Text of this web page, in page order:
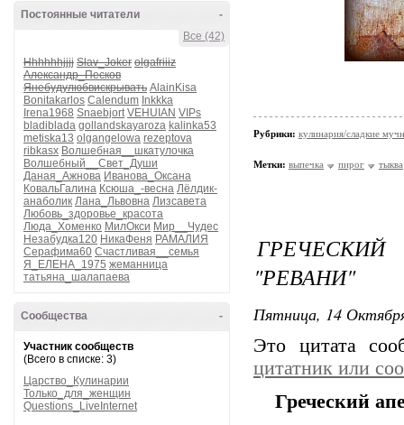
-
Постоянные читатели
Все (42)
Hhhhhhjjjj Slav_Joker olgafriiiz
Александр_Песков
Янебудулюбвискрывать AlainKisa
Bonitakarlos Calendum Inkkka
Irena1968 Snaebjort VEHUIAN VIPs
bladiblada gollandskayaroza kalinka53
metiska13 olgangelowa rezeptova
ribkasx Волшебная__шкатулочка
Волшебный__Свет_Души
Даная_Ажнова Иванова_Оксана
КовальГалина Ксюша_-весна Лёлдик-
анаболик Лана_Львовна Лизсавета
Любовь_здоровье_красота
Люда_Хоменко МилОкси Мир__Чудес
Незабудка120 НикаФеня РАМАЛИЯ
Серафима60 Счастливая__семья
Я_ЕЛЕНА_1975 жеманница
татьяна_шалапаева
-
Сообщества
Участник сообществ
(Всего в списке: 3)
Царство_Кулинарии
Только_для_женщин
Questions_LiveInternet
Рубрики: кулинария/сладкие
Метки: выпечка пирог тыква
"РЕВАНИ"
Пятница, 14
Это цитата
цитатник или
Греческий